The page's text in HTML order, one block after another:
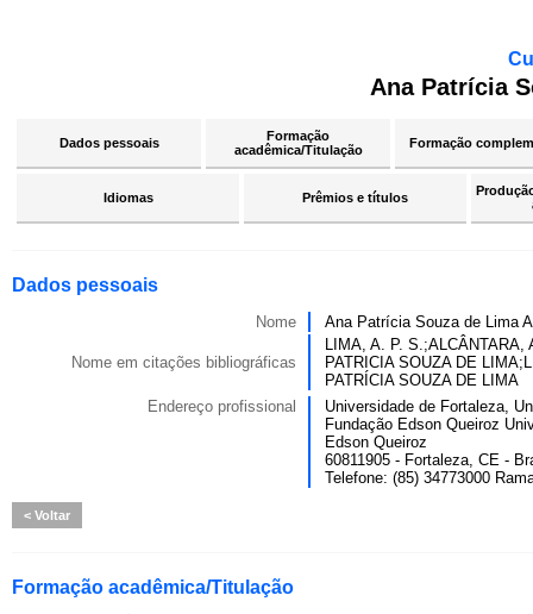
Ana Patrícia
Dados pessoais
Formação
acadêmica/Titulação
Formação
Idiomas Prêmios e títulos
Dados pessoais
Nome Ana Patrícia Souza de Lima
Nome em citações bibliográficas
LIMA, A. P. S.;ALCÂNTARA,
PATRICIA SOUZA DE
PATRÍCIA SOUZA DE LIMA
Endereço profissional
Universidade de Fortaleza,
Fundação Edson Queiroz
Edson Queiroz
60811905 - Fortaleza, CE -
Telefone: (85) 34773000
Voltar
Formação acadêmica/Titulação